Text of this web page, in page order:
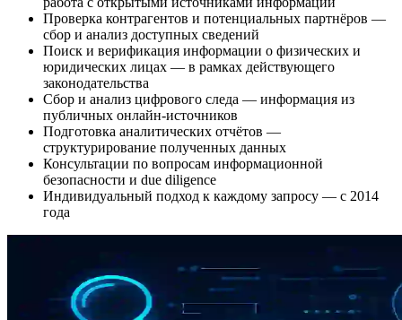
Проверка контрагентов и потенциальных партнёров —
сбор и анализ доступных сведений
Поиск и верификация информации о физических и
юридических лицах — в рамках действующего
законодательства
Сбор и анализ цифрового следа — информация из
публичных онлайн-источников
Подготовка аналитических отчётов —
структурирование полученных данных
Консультации по вопросам информационной
безопасности и due diligence
Индивидуальный подход к каждому запросу — с 2014
года